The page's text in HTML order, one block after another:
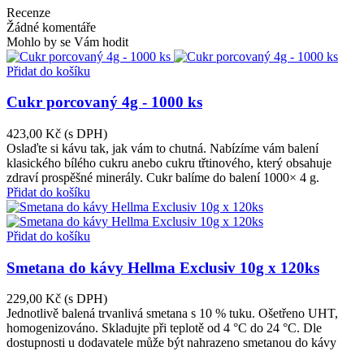
Recenze
Žádné komentáře
Mohlo by se Vám hodit
Přidat do košíku
Cukr porcovaný 4g - 1000 ks
423,00 Kč (s DPH)
Oslaďte si kávu tak, jak vám to chutná. Nabízíme vám balení
klasického bílého cukru anebo cukru třtinového, který obsahuje
zdraví prospěšné minerály. Cukr balíme do balení 1000× 4 g.
Přidat do košíku
Přidat do košíku
Smetana do kávy Hellma Exclusiv 10g x 120ks
229,00 Kč (s DPH)
Jednotlivě balená trvanlivá smetana s 10 % tuku. Ošetřeno UHT,
homogenizováno. Skladujte při teplotě od 4 °C do 24 °C. Dle
dostupnosti u dodavatele může být nahrazeno smetanou do kávy